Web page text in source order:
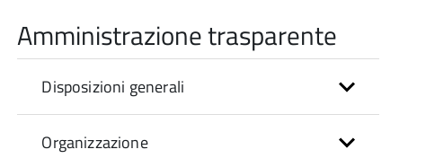
Amministrazione trasparente
Disposizioni generali
Organizzazione